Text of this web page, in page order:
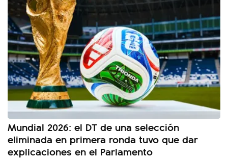
Mundial 2026: el DT de una selección
eliminada en primera ronda tuvo que dar
explicaciones en el Parlamento